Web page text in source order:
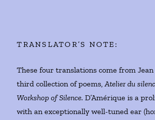
TRANSLATOR’S NOTE:
These four translations come from Jean
third collection of poems,Atelier du
Workshop of Silence.D’Amérique is a
with an exceptionally well-tuned ear